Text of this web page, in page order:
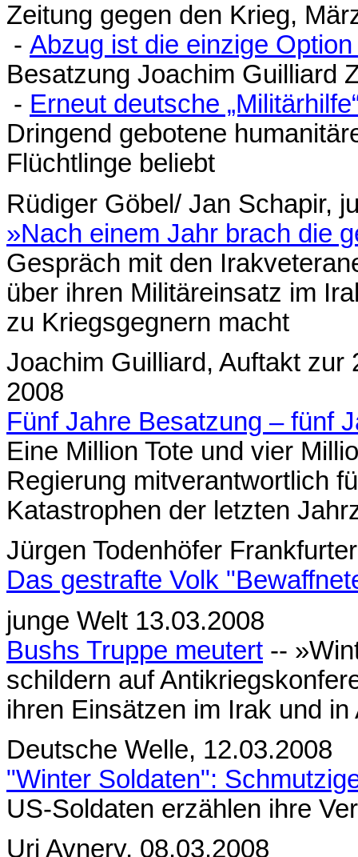
Zeitung gegen den Krieg,
- Abzug ist die einzige
Besatzung Joachim Guilliard
- Erneut deutsche
Dringend gebotene
Flüchtlinge beliebt
Rüdiger Göbel/ Jan Schapir,
»Nach einem Jahr brach die
Gespräch mit den
über ihren Militäreinsatz im
zu Kriegsgegnern macht
Joachim Guilliard, Auftakt zur
2008
Fünf Jahre Besatzung – fünf
Eine Million Tote und vier
Regierung mitverantwortlich
Katastrophen der letzten
Jürgen Todenhöfer
Das gestrafte Volk
junge Welt 13.03.2008
Bushs Truppe meutert --
schildern auf
ihren Einsätzen im Irak und
Deutsche Welle, 12.03.2008
"Winter Soldaten":
US-Soldaten erzählen ihre
Uri Avnery, 08.03.2008